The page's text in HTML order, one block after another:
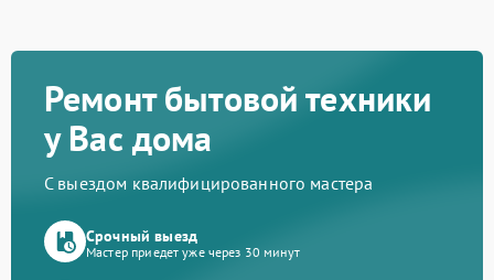
Ремонт бытовой техники
у Вас дома
С выездом квалифицированного мастера
Срочный выезд
Мастер приедет уже через 30 минут